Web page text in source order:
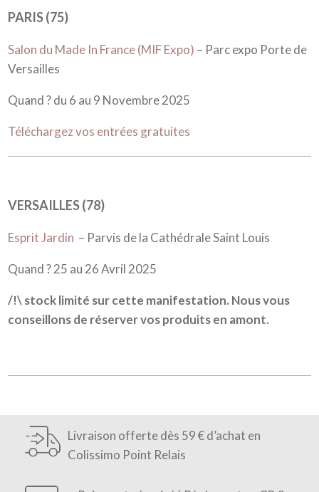
PARIS (75)
Salon du Made In France (MIF Expo) – Parc expo Porte de
Versailles
Quand ? du 6 au 9 Novembre 2025
Téléchargez vos entrées gratuites
VERSAILLES (78)
Esprit Jardin – Parvis de la Cathédrale Saint Louis
Quand ? 25 au 26 Avril 2025
/!\ stock limité sur cette manifestation. Nous vous
conseillons de réserver vos produits en amont.
Livraison offerte dès 59 € d’achat en
Colissimo Point Relais